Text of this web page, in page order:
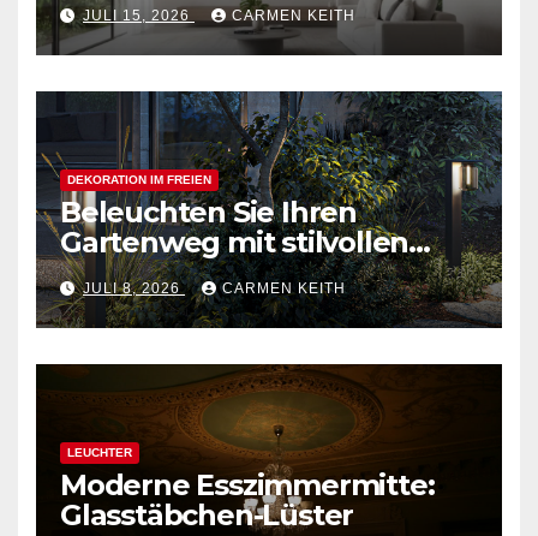
Schienensysteme für
Zuhause
JULI 15, 2026 CARMEN KEITH
DEKORATION IM FREIEN
Beleuchten Sie Ihren
Gartenweg mit stilvollen
Außenpollerleuchten
JULI 8, 2026 CARMEN KEITH
LEUCHTER
Moderne Esszimmermitte:
Glasstäbchen-Lüster